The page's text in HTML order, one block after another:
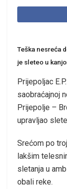
Teška nesreća
je sleteo u
Prijepoljac
saobraćajnoj
Prijepolje –
upravljao
Srećom po
lakšim
sletanja u
obali reke.